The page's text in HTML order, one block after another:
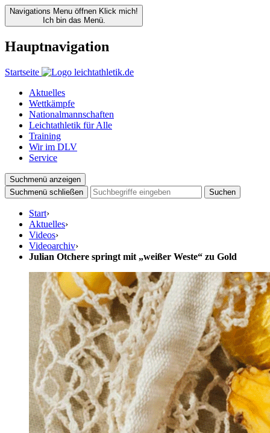
Navigations Menu öffnen Klick mich!
Ich bin das Menü.
Hauptnavigation
Startseite
Aktuelles
Wettkämpfe
Nationalmannschaften
Leichtathletik für Alle
Training
Wir im DLV
Service
Suchmenü anzeigen
Suchmenü schließen
Suchen
Start›
Aktuelles›
Videos›
Videoarchiv›
Julian Otchere springt mit „weißer Weste“ zu Gold